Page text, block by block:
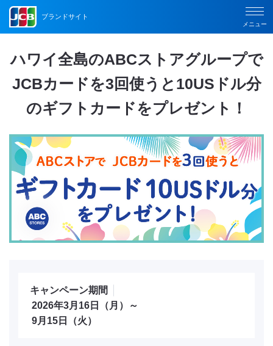
ブランドサイト
メニュー
ハワイ全島のABCストアグループで
JCBカードを3回使うと10USドル分
のギフトカードをプレゼント！
キャンペーン期間
2026年3月16日（月）～
9月15日（火）